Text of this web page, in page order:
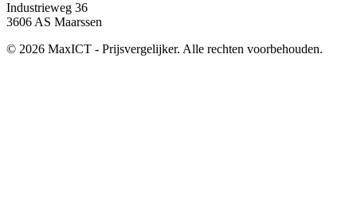
Industrieweg 36
3606 AS Maarssen
© 2026 MaxICT - Prijsvergelijker. Alle rechten voorbehouden.